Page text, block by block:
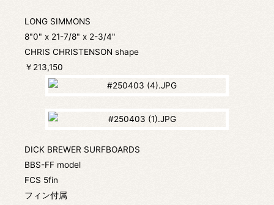
LONG SIMMONS
8"0" x 21-7/8" x 2-3/4"
CHRIS CHRISTENSON shape
￥213,150
DICK BREWER SURFBOARDS
BBS-FF model
FCS 5fin
フィン付属